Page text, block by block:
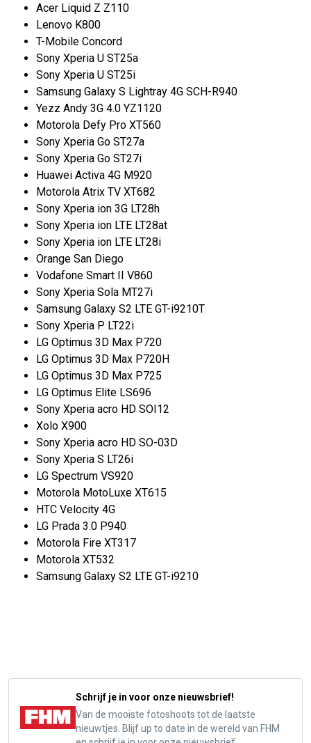
Acer Liquid Z Z110
Lenovo K800
T-Mobile Concord
Sony Xperia U ST25a
Sony Xperia U ST25i
Samsung Galaxy S Lightray 4G SCH-R940
Yezz Andy 3G 4.0 YZ1120
Motorola Defy Pro XT560
Sony Xperia Go ST27a
Sony Xperia Go ST27i
Huawei Activa 4G M920
Motorola Atrix TV XT682
Sony Xperia ion 3G LT28h
Sony Xperia ion LTE LT28at
Sony Xperia ion LTE LT28i
Orange San Diego
Vodafone Smart II V860
Sony Xperia Sola MT27i
Samsung Galaxy S2 LTE GT-i9210T
Sony Xperia P LT22i
LG Optimus 3D Max P720
LG Optimus 3D Max P720H
LG Optimus 3D Max P725
LG Optimus Elite LS696
Sony Xperia acro HD SOI12
Xolo X900
Sony Xperia acro HD SO-03D
Sony Xperia S LT26i
LG Spectrum VS920
Motorola MotoLuxe XT615
HTC Velocity 4G
LG Prada 3.0 P940
Motorola Fire XT317
Motorola XT532
Samsung Galaxy S2 LTE GT-i9210
Schrijf je in voor onze nieuwsbrief!
Van de mooiste fotoshoots tot de laatste
nieuwtjes. Blijf up to date in de wereld van FHM